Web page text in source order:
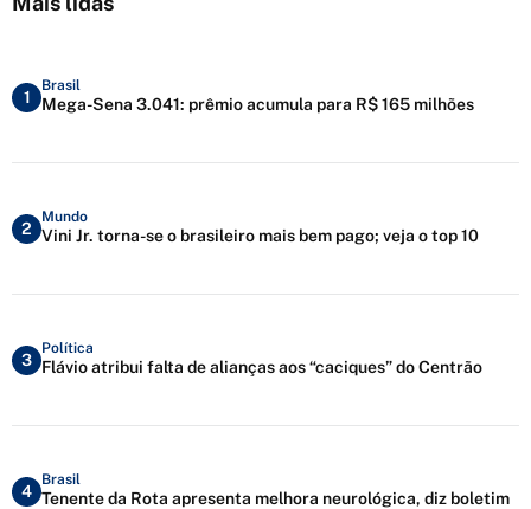
1
Brasil
Mega-Sena 3.041: prêmio acumula para R$ 165 milhões
2
Mundo
Vini Jr. torna-se o brasileiro mais bem pago; veja o top 10
3
Política
Flávio atribui falta de alianças aos “caciques” do Centrão
4
Brasil
Tenente da Rota apresenta melhora neurológica, diz boletim